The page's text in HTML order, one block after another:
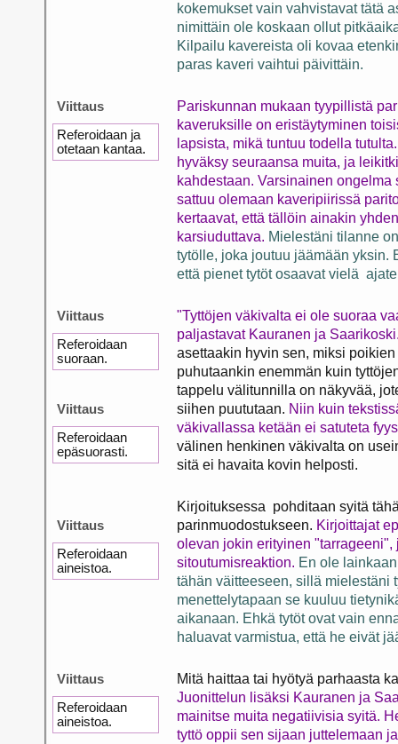
kokemukset vain vahvistavat tätä
nimittäin ole koskaan ollut
Kilpailu kavereista oli kovaa
paras kaveri vaihtui päivittäin.
Viittaus
Referoidaan ja
otetaan kantaa.
Pariskunnan mukaan tyypillistä
kaveruksille on eristäytyminen
lapsista, mikä tuntuu todella
hyväksy seuraansa muita, ja
kahdestaan. Varsinainen ongelma
sattuu olemaan kaveripiirissä
kertaavat, että tällöin ainakin
karsiuduttava. Mielestäni tilanne
tytölle, joka joutuu jäämään yksin.
että pienet tytöt osaavat vielä
Viittaus
Referoidaan
suoraan.
"Tyttöjen väkivalta ei ole suoraa
paljastavat Kauranen ja
asettaakin hyvin sen, miksi
puhutaankin enemmän kuin
tappelu välitunnilla on näkyvää,
siihen puututaan.
Viittaus
Referoidaan
epäsuorasti.
Niin kuin
väkivallassa ketään ei satuteta
välinen henkinen väkivalta on
sitä ei havaita kovin helposti.
Kirjoituksessa pohditaan syitä
parinmuodostukseen.
Viittaus
Referoidaan
aineistoa.
Kirjoittajat
olevan jokin erityinen "tarrageeni",
sitoutumisreaktion. En ole
tähän väitteeseen, sillä mielestäni
menettelytapaan se kuuluu
aikanaan. Ehkä tytöt ovat vain
haluavat varmistua, että he eivät
Mitä haittaa tai hyötyä parhaasta
Viittaus
Referoidaan
aineistoa.
Juonittelun lisäksi Kauranen ja
mainitse muita negatiivisia syitä.
tyttö oppii sen sijaan juttelemaan